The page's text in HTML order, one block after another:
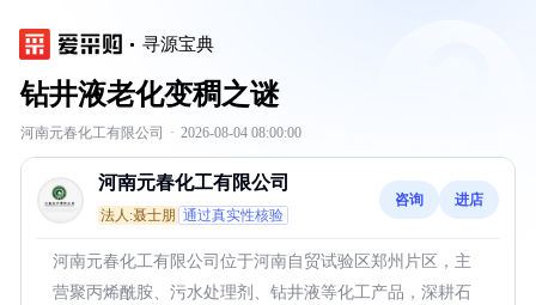
寻源宝典
钻井液老化变稠之谜
河南元春化工有限公司 · 2026-08-04 08:00:00
河南元春化工有限公司
法人:聂士朋 通过真实性核验
咨询 进店
河南元春化工有限公司位于河南自贸试验区郑州片区，主
营聚丙烯酰胺、污水处理剂、钻井液等化工产品，深耕石